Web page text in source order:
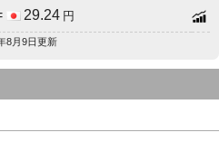
29.24 円
8月9日更新